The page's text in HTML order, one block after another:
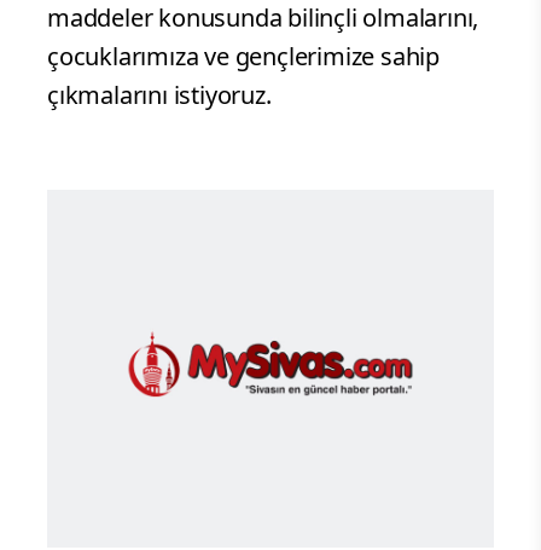
maddeler konusunda bilinçli olmalarını,
çocuklarımıza ve gençlerimize sahip
çıkmalarını istiyoruz.